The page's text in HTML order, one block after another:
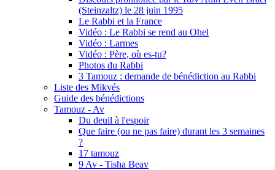
(Steinzaltz) le 28 juin 1995
Le Rabbi et la France
Vidéo : Le Rabbi se rend au Ohel
Vidéo : Larmes
Vidéo : Père, où es-tu?
Photos du Rabbi
3 Tamouz : demande de bénédiction au Rabbi
Liste des Mikvés
Guide des bénédictions
Tamouz - Av
Du deuil à l'espoir
Que faire (ou ne pas faire) durant les 3 semaines
?
17 tamouz
9 Av - Tisha Beav